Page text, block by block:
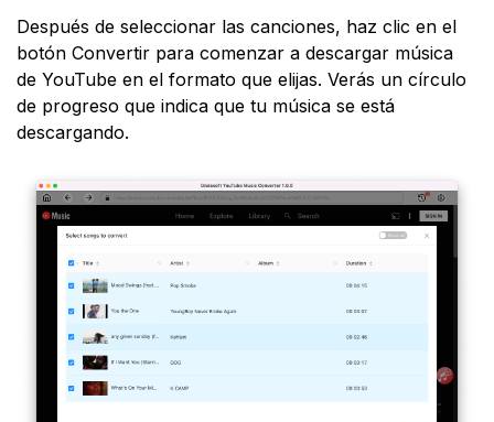
Después de seleccionar las canciones, haz clic en el
botón Convertir para comenzar a descargar música
de YouTube en el formato que elijas. Verás un círculo
de progreso que indica que tu música se está
descargando.